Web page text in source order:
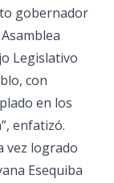
gobernador
Legislativo
con
en los
enfatizó.
vez logrado
Esequiba